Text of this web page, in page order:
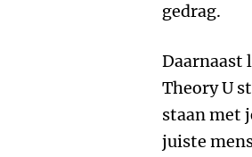
gedrag.
Daarnaast
Theory U
staan met
juiste